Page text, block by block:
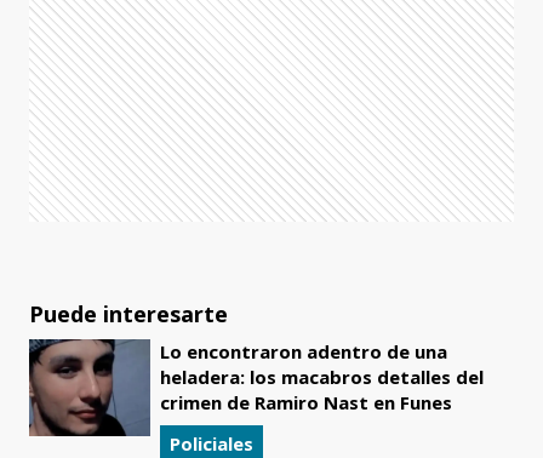
Puede interesarte
Lo encontraron adentro de una
heladera: los macabros detalles del
crimen de Ramiro Nast en Funes
Policiales